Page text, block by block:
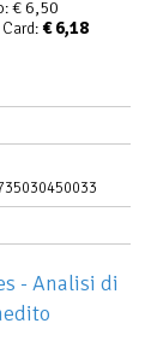
€ 6,50
€6,18
- Analisi di